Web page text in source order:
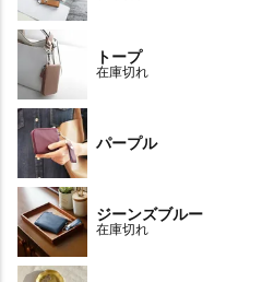
トープ
在庫切れ
パープル
ジーンズブルー
在庫切れ